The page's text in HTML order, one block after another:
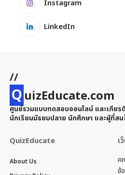
Instagram
LinkedIn
//
QuizEducate.com
ศูนย์รวมแบบทดสอบออนไลน์ และเกียร
นักเรียนมัธยมปลาย นักศึกษา และผู้ที่สน
QuizEducate
About Us
เ
ค
ข้